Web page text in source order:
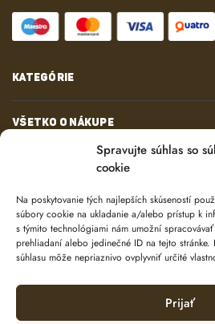
Spravujte súhlas so
cookie
Na poskytovanie tých najlepších skúseností
súbory cookie na ukladanie a/alebo prístup k
s týmito technológiami nám umožní
prehliadaní alebo jedinečné ID na tejto
súhlasu môže nepriaznivo ovplyvniť určité
Prijať
KATEGÓRIE
VŠETKO O NÁKUPE
© 2024 e-shop od